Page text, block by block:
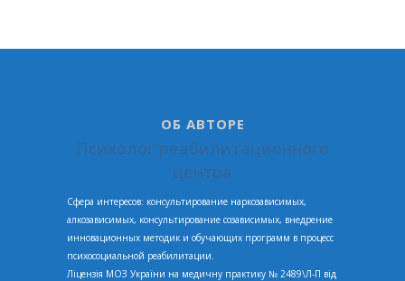
ОБ АВТОРЕ
Психолог реабилитационного
центра
Сфера интересов: консультирование наркозависимых,
алкозависимых, консультирование созависимых, внедрение
инновационных методик и обучающих программ в процесс
психосоциальной реабилитации.
Ліцензія МОЗ України на медичну практику № 2489\Л-П від